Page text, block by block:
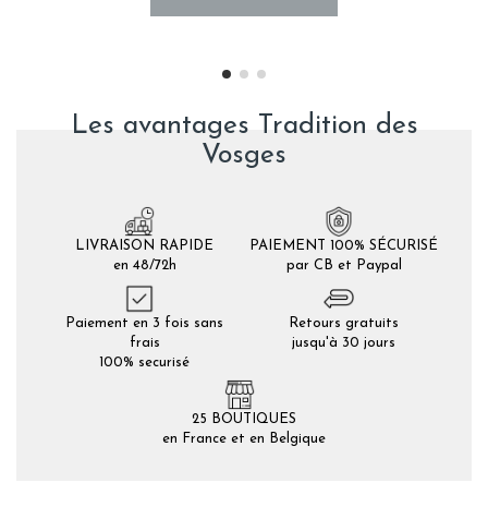
Les avantages Tradition des
Vosges
LIVRAISON RAPIDE
en 48/72h
PAIEMENT 100% SÉCURISÉ
par CB et Paypal
Paiement en 3 fois sans
frais
100% securisé
Retours gratuits
jusqu'à 30 jours
25 BOUTIQUES
en France et en Belgique